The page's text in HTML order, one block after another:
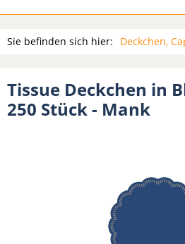
Sie befinden sich hier: Deckchen,
Tissue Deckchen in
250 Stück - Mank